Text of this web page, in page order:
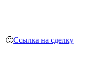
🙂Ссылка на сделку